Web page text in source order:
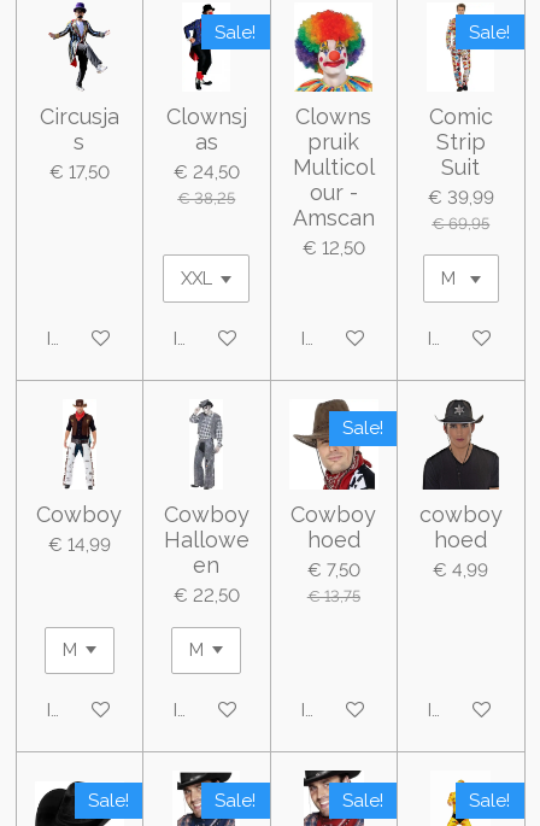
Circusja
s
€ 17,50
In winkelwagen
Sale!
Clownsj
as
€ 24,50
€ 38,25
In winkelwagen
Clowns
pruik
Multicol
our -
Amscan
€ 12,50
In winkelwagen
Sale!
Comic
Strip
Suit
€ 39,99
€ 69,95
In
Cowboy
€ 14,99
In winkelwagen
Cowboy
Hallowe
en
€ 22,50
In winkelwagen
Sale!
Cowboy
hoed
€ 7,50
€ 13,75
In winkelwagen
cowboy
hoed
€ 4,99
In
Sale! Sale! Sale! Sale!